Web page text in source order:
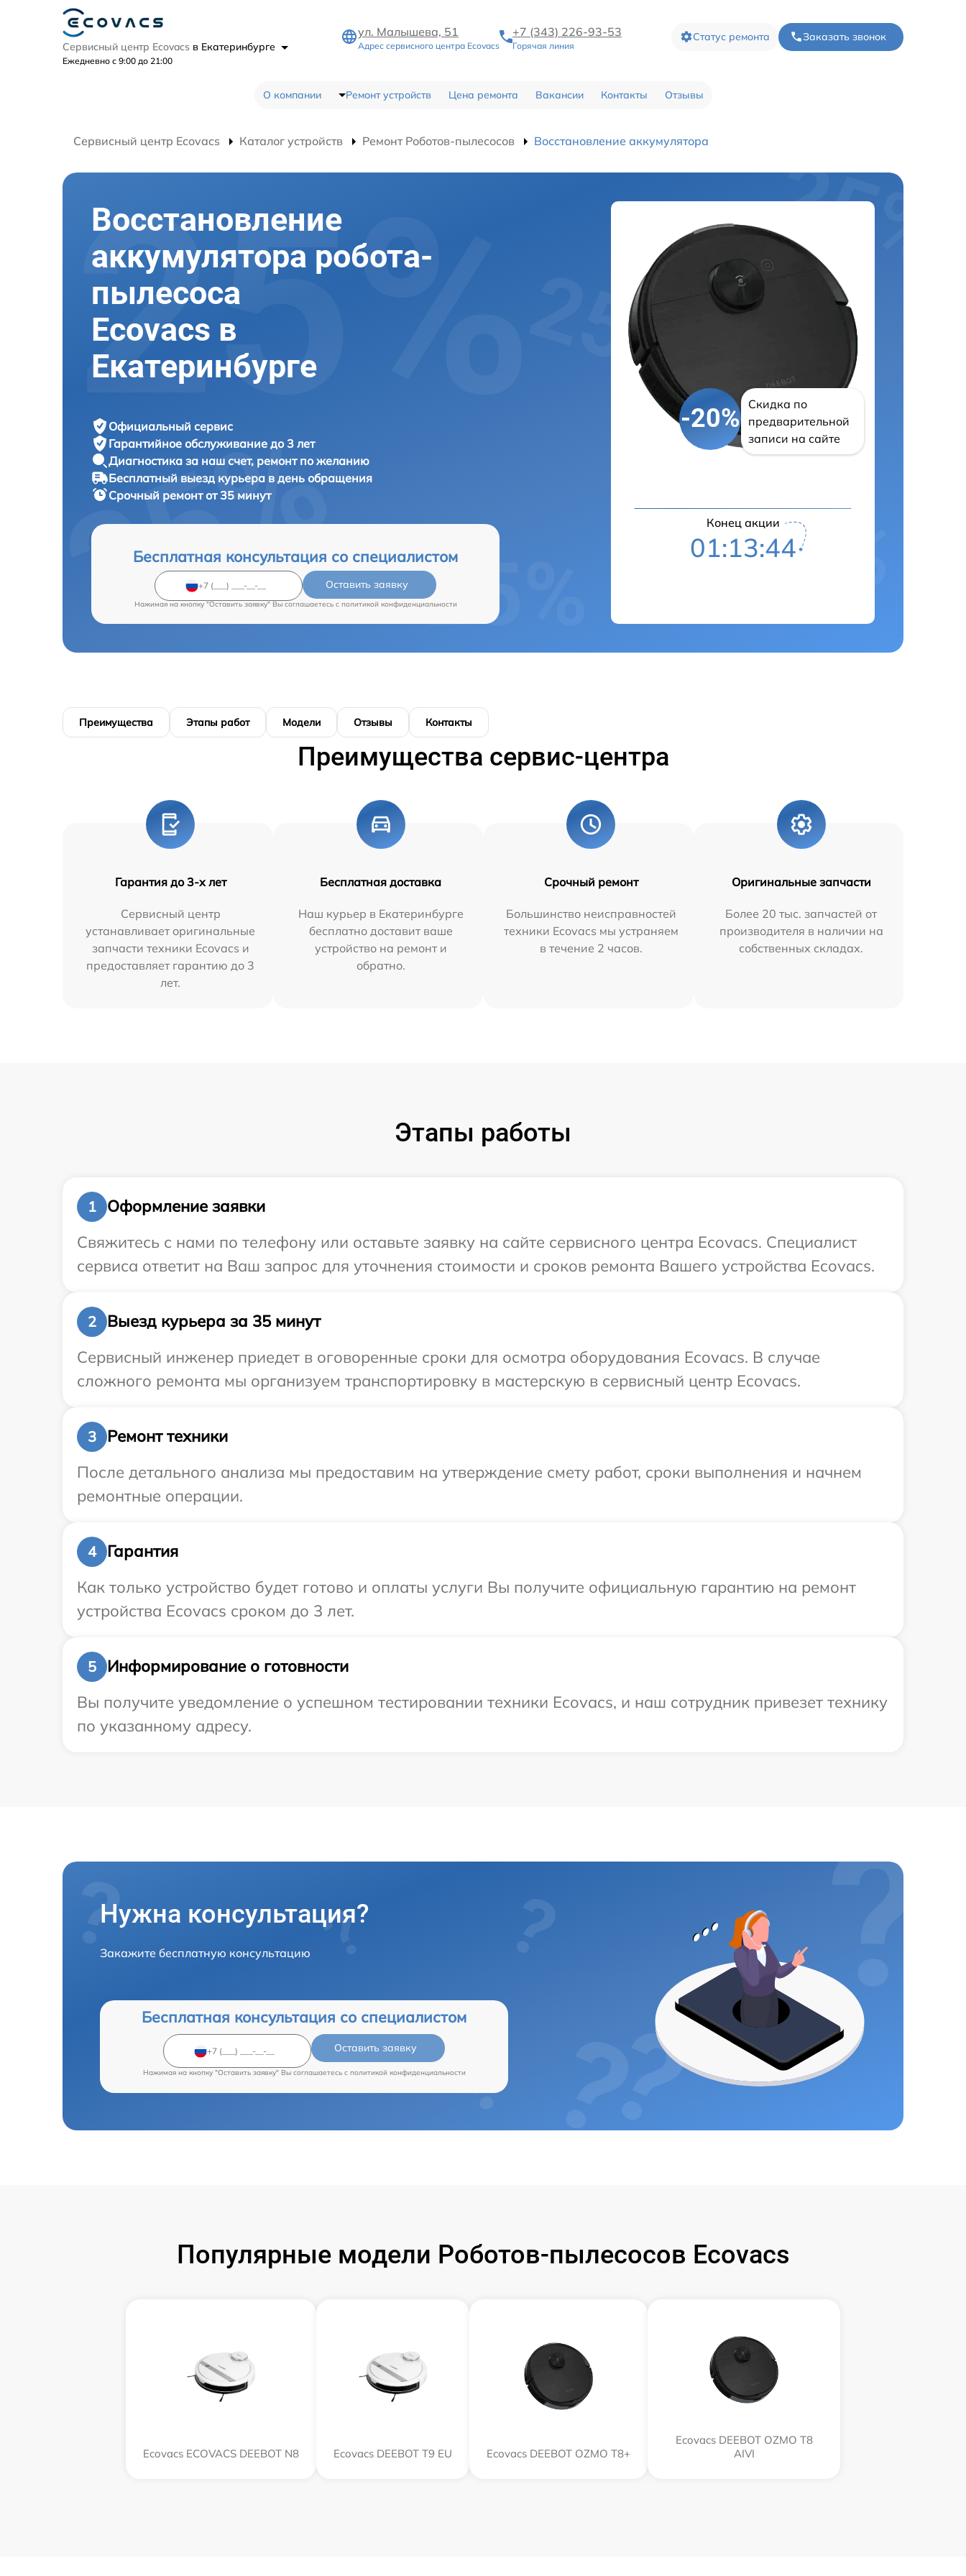
Сервисный центр Ecovacs в Екатеринбурге
Ежедневно с 9:00 до 21:00
ул. Малышева, 51
Адрес сервисного центра Ecovacs
+7 (343) 226-93-53
Горячая линия
Статус ремонта Заказать звонок
О компании Ремонт устройств Цена ремонта Вакансии Контакты Отзывы
Сервисный центр Ecovacs Каталог устройств Ремонт Роботов-пылесосов Восстановление аккумулятора
Восстановление
аккумулятора робота-
пылесоса
Ecovacs в
Екатеринбурге
Официальный сервис
Гарантийное обслуживание до 3 лет
Диагностика за наш счет, ремонт по желанию
Бесплатный выезд курьера в день обращения
Срочный ремонтот 35 минут
Бесплатная консультация со специалистом
Оставить заявку
Нажимая на кнопку "Оставить заявку" Вы соглашаетесь c политикой конфиденциальности
-20%
Скидка по
предварительной
записи на сайте
Конец акции
01:13:43
Преимущества Этапы работ Модели Отзывы Контакты
Преимущества сервис-центра
Гарантия до 3-х лет
Сервисный центр
устанавливает оригинальные
запчасти техники Ecovacs и
предоставляет гарантию до 3
лет.
Бесплатная доставка
Наш курьер в Екатеринбурге
бесплатно доставит ваше
устройство на ремонт и
обратно.
Срочный ремонт
Большинство неисправностей
техники Ecovacs мы устраняем
в течение 2 часов.
Оригинальные запчасти
Более 20 тыс. запчастей от
производителя в наличии на
собственных складах.
Этапы работы
1
Оформление заявки
Свяжитесь с нами по телефону или оставьте заявку на сайте сервисного центра Ecovacs. Специалист
сервиса ответит на Ваш запрос для уточнения стоимости и сроков ремонта Вашего устройства Ecovacs.
2
Выезд курьера за 35 минут
Сервисный инженер приедет в оговоренные сроки для осмотра оборудования Ecovacs. В случае
сложного ремонта мы организуем транспортировку в мастерскую в сервисный центр Ecovacs.
3
Ремонт техники
После детального анализа мы предоставим на утверждение смету работ, сроки выполнения и начнем
ремонтные операции.
4
Гарантия
Как только устройство будет готово и оплаты услуги Вы получите официальную гарантию на ремонт
устройства Ecovacs сроком до 3 лет.
5
Информирование о готовности
Вы получите уведомление о успешном тестировании техники Ecovacs, и наш сотрудник привезет технику
по указанному адресу.
Нужна консультация?
Закажите бесплатную консультацию
Бесплатная консультация со специалистом
Оставить заявку
Нажимая на кнопку "Оставить заявку" Вы соглашаетесь c политикой конфиденциальности
Популярные модели Роботов-пылесосов Ecovacs
Ecovacs ECOVACS DEEBOT N8 Ecovacs DEEBOT T9 EU Ecovacs DEEBOT OZMO T8+
Ecovacs DEEBOT OZMO T8
AIVI